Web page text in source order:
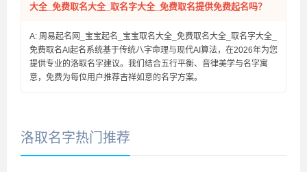
大全_免费取名大全_取名字大全_免费取名提供免费起名吗？
A: 周易起名网_宝宝起名_宝宝取名大全_免费取名大全_取名字大全_
免费取名AI起名系统基于传统八字命理与现代AI算法，在2026年为您
提供专业的洛取名字建议。我们结合五行平衡、音律美学与名字寓
意，免费为每位用户推荐吉祥如意的名字方案。
洛取名字热门推荐